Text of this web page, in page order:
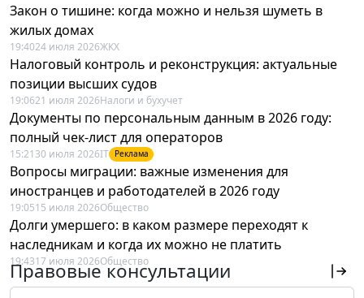
Закон о тишине: когда можно и нельзя шуметь в
жилых домах
19:4024 июля 2026ЖКХ
Налоговый контроль и реконструкция: актуальные
позиции высших судов
19:0621 июля 2026Налоги и бухучет
Документы по персональным данным в 2026 году:
полный чек-лист для операторов
15:21 30 июля 2026IT Реклама
Вопросы миграции: важные изменения для
иностранцев и работодателей в 2026 году
19:0515 июля 2026Общество
Долги умершего: в каком размере переходят к
наследникам и когда их можно не платить
19:4317 июля 2026Общество
Правовые консультации